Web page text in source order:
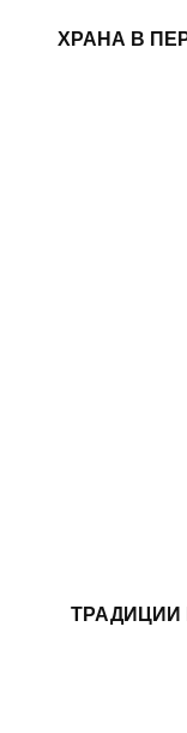
ХРАНА В
ТРАДИЦИИ